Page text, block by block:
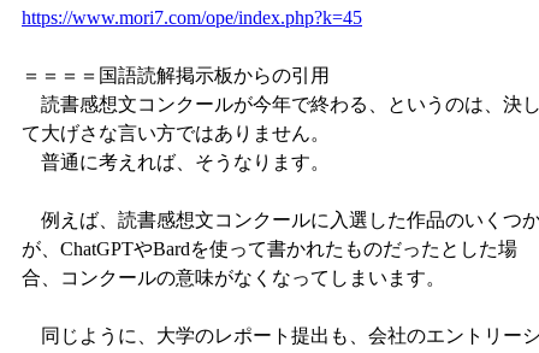
https://www.mori7.com/ope/index.php?k=45
＝＝＝＝国語読解掲示板からの引用
読書感想文コンクールが今年で終わる、というのは、決
て大げさな言い方ではありません。
普通に考えれば、そうなります。
例えば、読書感想文コンクールに入選した作品のいくつ
が、ChatGPTやBardを使って書かれたものだったとした場
合、コンクールの意味がなくなってしまいます。
同じように、大学のレポート提出も、会社のエントリー